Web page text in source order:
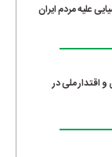
علیه مردم ایران
اقتدار ملی در